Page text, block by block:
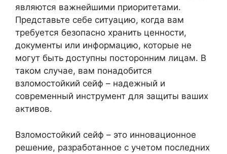
являются важнейшими приоритетами.
Представьте себе ситуацию, когда вам
требуется безопасно хранить ценности,
документы или информацию, которые не
могут быть доступны посторонним лицам. В
таком случае, вам понадобится
взломостойкий сейф – надежный и
современный инструмент для защиты ваших
активов.
Взломостойкий сейф – это инновационное
решение, разработанное с учетом последних